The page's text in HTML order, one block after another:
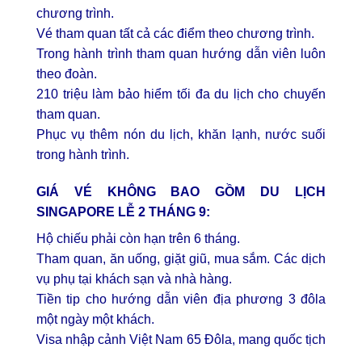
chương trình.
Vé tham quan tất cả các điểm theo chương trình.
Trong hành trình tham quan hướng dẫn viên luôn
theo đoàn.
210 triệu làm bảo hiểm tối đa du lịch cho chuyến
tham quan.
Phục vụ thêm nón du lịch, khăn lạnh, nước suối
trong hành trình.
GIÁ VÉ KHÔNG BAO GỒM DU LỊCH
SINGAPORE LỄ 2 THÁNG 9:
Hộ chiếu phải còn hạn trên 6 tháng.
Tham quan, ăn uống, giặt giũ, mua sắm. Các dịch
vụ phụ tại khách sạn và nhà hàng.
Tiền tip cho hướng dẫn viên địa phương 3 đôla
một ngày một khách.
Visa nhập cảnh Việt Nam 65 Đôla, mang quốc tịch